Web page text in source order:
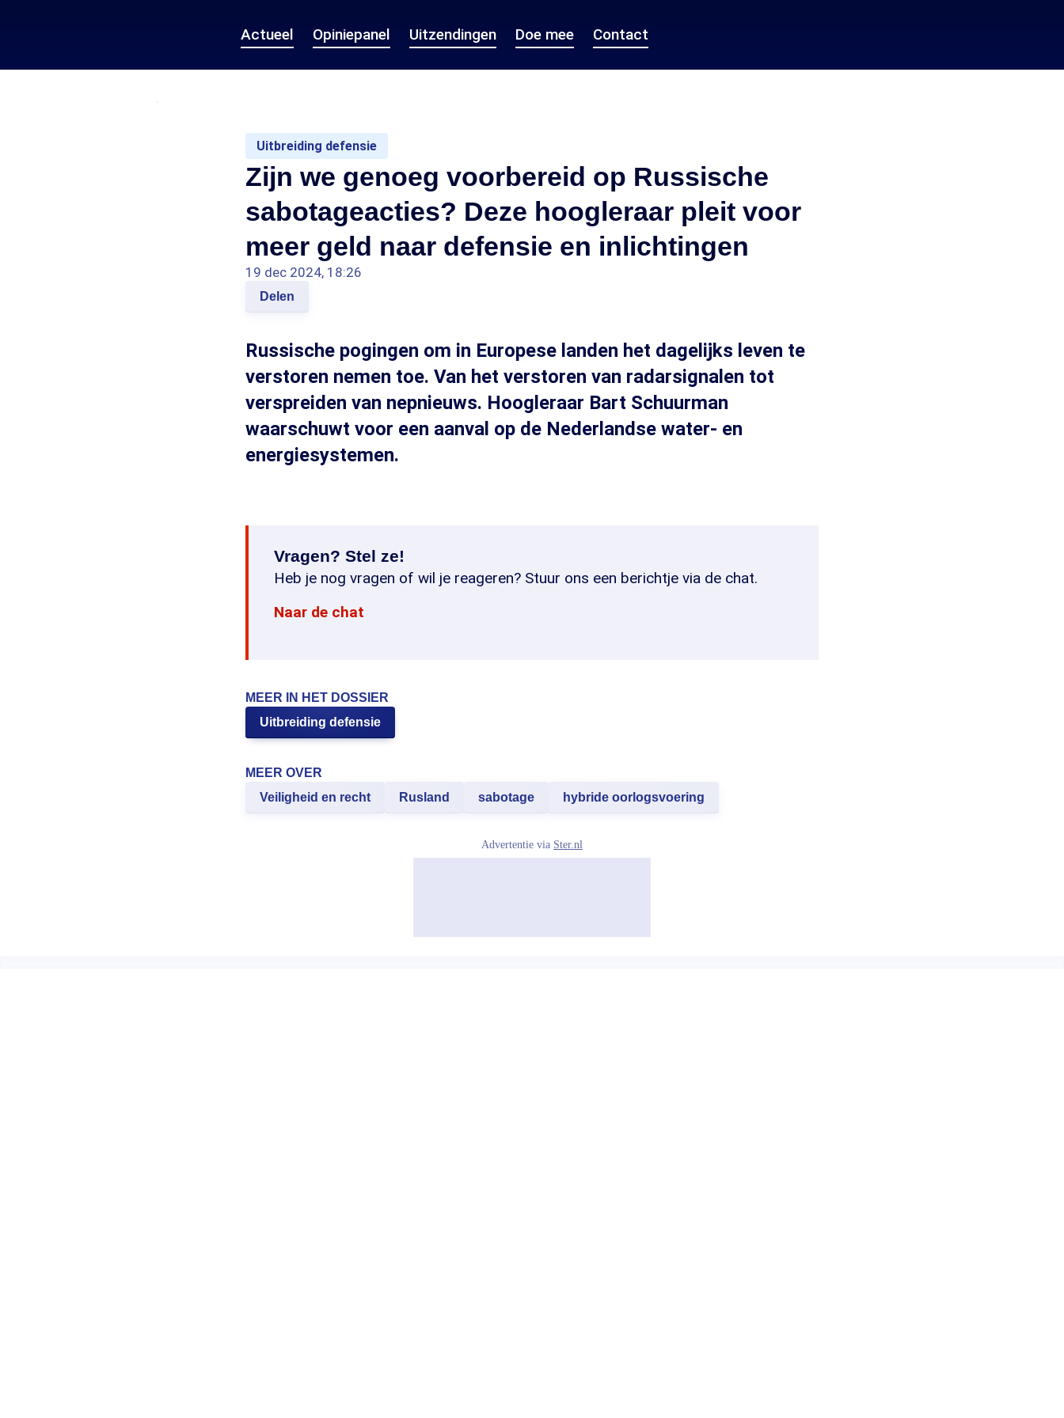
Actueel Opiniepanel Uitzendingen Doe mee Contact
Uitbreiding defensie
Zijn we genoeg voorbereid op Russische
sabotageacties? Deze hoogleraar pleit voor
meer geld naar defensie en inlichtingen
19 dec 2024, 18:26
Delen
Russische pogingen om in Europese landen het dagelijks leven te
verstoren nemen toe. Van het verstoren van radarsignalen tot
verspreiden van nepnieuws. Hoogleraar Bart Schuurman
waarschuwt voor een aanval op de Nederlandse water- en
energiesystemen.
Vragen? Stel ze!
Heb je nog vragen of wil je reageren? Stuur ons een berichtje via de chat.
Naar de chat
MEER IN HET DOSSIER
Uitbreiding defensie
MEER OVER
Veiligheid en recht
Rusland sabotage hybride oorlogsvoering
Advertentie via Ster.nl